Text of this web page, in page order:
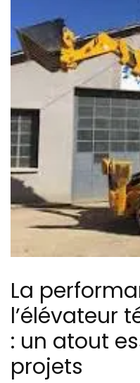
La
l’élévateur
: un atout
projets